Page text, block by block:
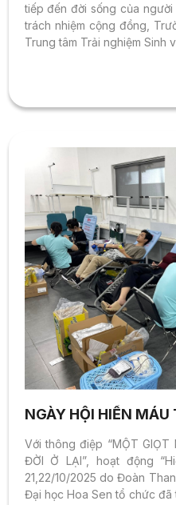
tiếp đến đời sống của
trách nhiệm cộng đồng,
Trung tâm Trải nghiệm Sinh
Chiến dịch “Chung tay
vật phẩm thiết yếu nhằm
thiên tai. Chiến dịch chung
NGÀY HỘI HIẾN MÁU
Với thông điệp “MỘT GIỌT
ĐỜI Ở LẠI”, hoạt động
21,22/10/2025 do Đoàn
Đại học Hoa Sen tổ chức